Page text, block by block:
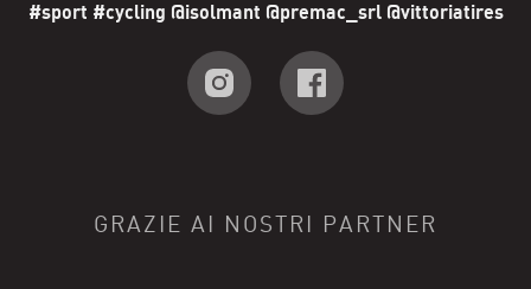
#sport #cycling @isolmant @premac_srl @vittoriatires
GRAZIE AI NOSTRI PARTNER